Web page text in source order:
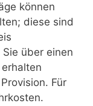
können
diese sind
Sie über einen
Für